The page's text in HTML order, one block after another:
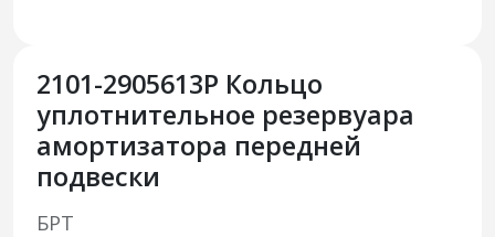
2101-2905613Р Кольцо
уплотнительное резервуара
амортизатора передней
подвески
БРТ